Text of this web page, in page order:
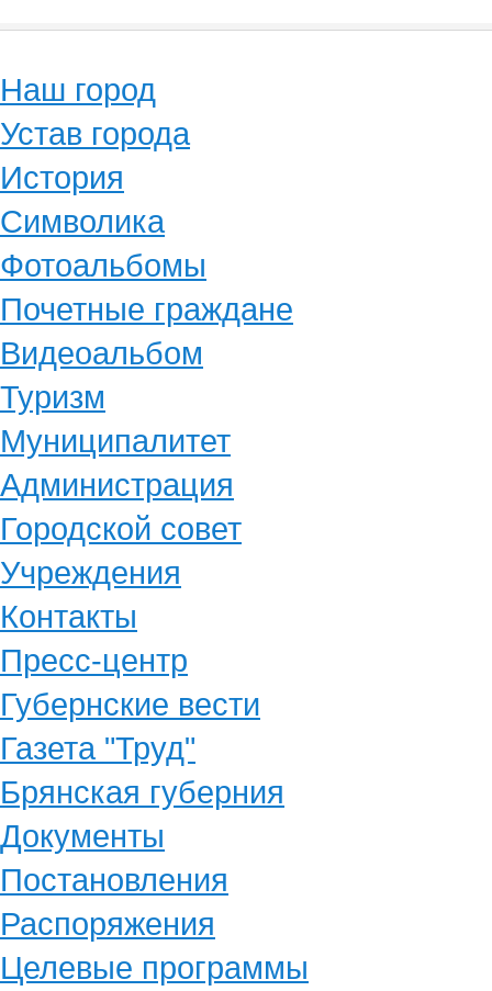
Наш город
Устав города
История
Символика
Фотоальбомы
Почетные граждане
Видеоальбом
Туризм
Муниципалитет
Администрация
Городской совет
Учреждения
Контакты
Пресс-центр
Губернские вести
Газета "Труд"
Брянская губерния
Документы
Постановления
Распоряжения
Целевые программы